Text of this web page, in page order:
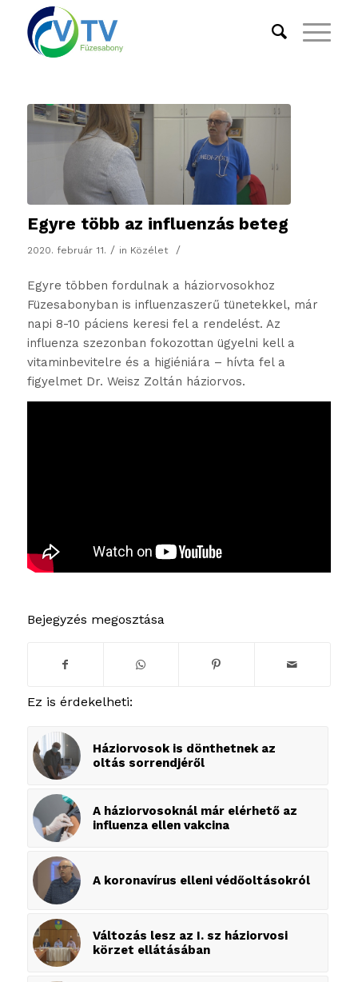
Egyre több az influenzás beteg
2020. február 11. / in Közélet /
Egyre többen fordulnak a háziorvosokhoz
Füzesabonyban is influenzaszerű tünetekkel, már
napi 8-10 páciens keresi fel a rendelést. Az
influenza szezonban fokozottan ügyelni kell a
vitaminbevitelre és a higiéniára – hívta fel a
figyelmet Dr. Weisz Zoltán háziorvos.
Bejegyzés megosztása
Ez is érdekelheti:
Háziorvosok is dönthetnek az
oltás sorrendjéről
A háziorvosoknál már elérhető az
influenza ellen vakcina
A koronavírus elleni védőoltásokról
Változás lesz az I. sz háziorvosi
körzet ellátásában